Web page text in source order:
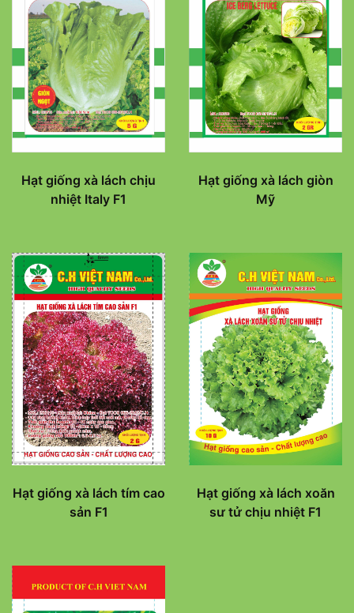
Hạt giống xà lách chịu
nhiệt Italy F1
Hạt giống xà lách giòn
Mỹ
Hạt giống xà lách tím cao
sản F1
Hạt giống xà lách xoăn
sư tử chịu nhiệt F1